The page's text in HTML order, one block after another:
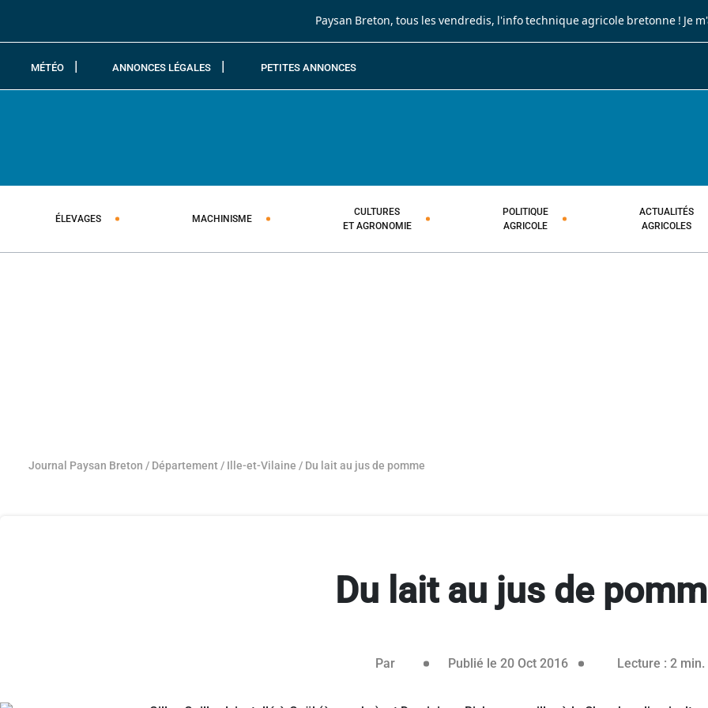
Paysan Breton, tous les vendredis, l'info technique agricole bretonne ! Je
MÉTÉO ANNONCES LÉGALES PETITES ANNONCES
ÉLEVAGES MACHINISME
CULTURES
ET AGRONOMIE
POLITIQUE
AGRICOLE
ACTUALITÉS
AGRICOLES
Journal Paysan Breton / Département / Ille-et-Vilaine / Du lait au jus de pomme
Du lait au jus de
Par Publié le 20 Oct 201626 janvier 2021Lecture : 2 min.